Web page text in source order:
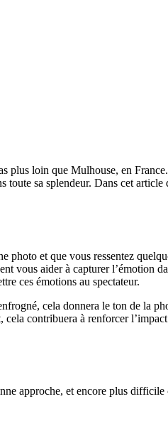
plus loin que Mulhouse, en
toute sa splendeur. Dans cet
et que vous ressentez
vous aider à capturer l’émotion
ces émotions au spectateur.
cela donnera le ton de la
contribuera à renforcer
approche, et encore plus